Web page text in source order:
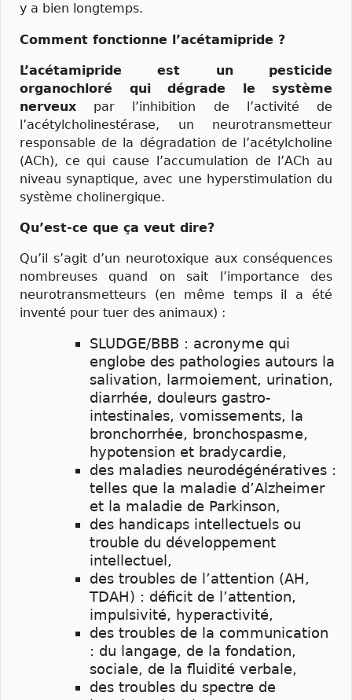
y a bien longtemps.
Comment fonctionne l’acétamipride ?
L’acétamipride est un pesticide
organochloré qui dégrade le système
nerveux par l’inhibition de l’activité de
l’acétylcholinestérase, un neurotransmetteur
responsable de la dégradation de l’acétylcholine
(ACh), ce qui cause l’accumulation de l’ACh au
niveau synaptique, avec une hyperstimulation du
système cholinergique.
Qu’est-ce que ça veut dire?
Qu’il s’agit d’un neurotoxique aux conséquences
nombreuses quand on sait l’importance des
neurotransmetteurs (en même temps il a été
inventé pour tuer des animaux) :
SLUDGE/BBB : acronyme qui
englobe des pathologies autours la
salivation, larmoiement, urination,
diarrhée, douleurs gastro-
intestinales, vomissements, la
bronchorrhée, bronchospasme,
hypotension et bradycardie,
des maladies neurodégénératives :
telles que la maladie d’Alzheimer
et la maladie de Parkinson,
des handicaps intellectuels ou
trouble du développement
intellectuel,
des troubles de l’attention (AH,
TDAH) : déficit de l’attention,
impulsivité, hyperactivité,
des troubles de la communication
: du langage, de la fondation,
sociale, de la fluidité verbale,
des troubles du spectre de